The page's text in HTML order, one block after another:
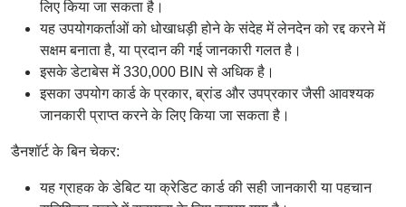
लिए किया जा सकता है।
यह उपयोगकर्ताओं को धोखाधड़ी होने के संदेह में लेनदेन को रद्द करने में
सक्षम बनाता है, या प्रदान की गई जानकारी गलत है।
इसके डेटाबेस में 330,000 BIN से अधिक है।
इसका उपयोग कार्ड के प्रकार, ब्रांड और उपप्रकार जैसी आवश्यक
जानकारी प्राप्त करने के लिए किया जा सकता है।
डैनशॉर्ट के बिन चेकर:
यह ग्राहक के डेबिट या क्रेडिट कार्ड की सही जानकारी या पहचान